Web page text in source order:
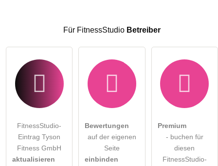
Klicken Sie hier um eineindividuelle Fragean den
Für FitnessStudio Betreiber
FitnessStudio-
Eintrag Tyson
Fitness GmbH
aktualisieren
Bewertungen
auf der eigenen
Seite
einbinden
Premium
- buchen für
diesen
FitnessStudio-